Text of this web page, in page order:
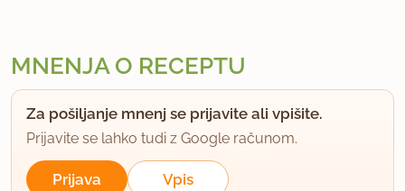
MNENJA O RECEPTU
Za pošiljanje mnenj se prijavite ali vpišite.
Prijavite se lahko tudi z Google računom.
Prijava Vpis